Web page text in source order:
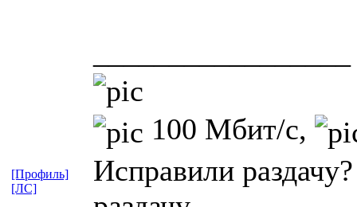
100 Мбит/с,
Исправили
[Профиль]
[ЛС]